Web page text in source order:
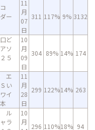
コ
ー
11
月
07
日
311 117% 9% 3132
ど
ソ
５
10
月
09
日
304 89% 14% 174
エ
い
イ
11
月
28
日
299 122%14% 263
ル
ラ
10
月
296 110%18% 94